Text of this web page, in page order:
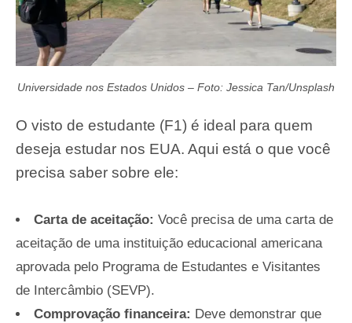
Universidade nos Estados Unidos – Foto: Jessica Tan/Unsplash
O visto de estudante (F1) é ideal para quem
deseja estudar nos EUA. Aqui está o que você
precisa saber sobre ele:
Carta de aceitação: Você precisa de uma carta de
aceitação de uma instituição educacional americana
aprovada pelo Programa de Estudantes e Visitantes
de Intercâmbio (SEVP).
Comprovação financeira: Deve demonstrar que